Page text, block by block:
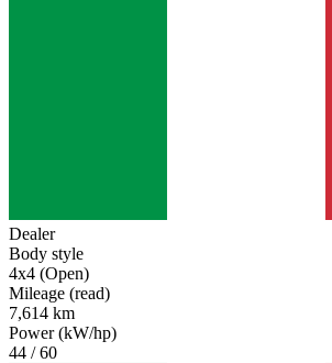
Dealer
Body style
4x4 (Open)
Mileage (read)
7,614 km
Power (kW/hp)
44 / 60